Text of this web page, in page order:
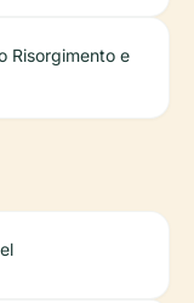
Risorgimento e